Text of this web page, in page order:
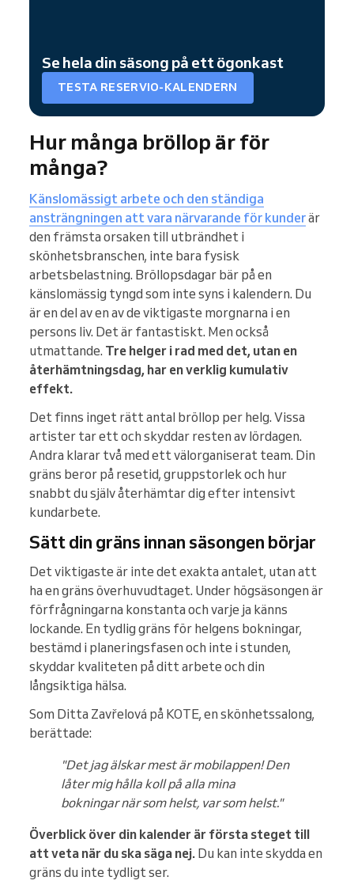
Se hela din säsong på ett ögonkast
TESTA RESERVIO-KALENDERN
Hur många bröllop är för
många?
Känslomässigt arbete och den ständiga
ansträngningen att vara närvarande för kunderär
den främsta orsaken till utbrändhet i
skönhetsbranschen, inte bara fysisk
arbetsbelastning. Bröllopsdagar bär på en
känslomässig tyngd som inte syns i kalendern. Du
är en del av en av de viktigaste morgnarna i en
persons liv. Det är fantastiskt. Men också
utmattande. Tre helger i rad med det, utan en
återhämtningsdag, har en verklig kumulativ
effekt.
Det finns inget rätt antal bröllop per helg. Vissa
artister tar ett och skyddar resten av lördagen.
Andra klarar två med ett välorganiserat team. Din
gräns beror på resetid, gruppstorlek och hur
snabbt du själv återhämtar dig efter intensivt
kundarbete.
Sätt din gräns innan säsongen börjar
Det viktigaste är inte det exakta antalet, utan att
ha en gräns överhuvudtaget. Under högsäsongen är
förfrågningarna konstanta och varje ja känns
lockande. En tydlig gräns för helgens bokningar,
bestämd i planeringsfasen och inte i stunden,
skyddar kvaliteten på ditt arbete och din
långsiktiga hälsa.
Som Ditta Zavřelová på KOTE, en skönhetssalong,
berättade:
"Det jag älskar mest är mobilappen! Den
låter mig hålla koll på alla mina
bokningar när som helst, var som helst."
Överblick över din kalender är första steget till
att veta när du ska säga nej. Du kan inte skydda en
gräns du inte tydligt ser.